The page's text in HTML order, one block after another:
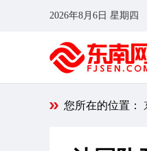
2026年8月6日 星期四
您所在的位置：